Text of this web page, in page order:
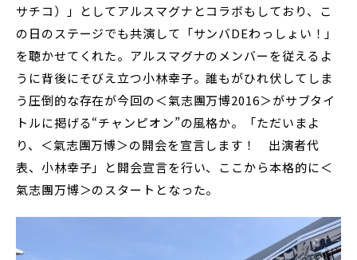
サチコ）」としてアルスマグナとコラボもしており、こ
の日のステージでも共演して「サンバDEわっしょい！」
を聴かせてくれた。アルスマグナのメンバーを従えるよ
うに背後にそびえ立つ小林幸子。誰もがひれ伏してしま
う圧倒的な存在が今回の＜氣志團万博2016＞がサブタイ
トルに掲げる“チャンピオン”の風格か。「ただいまよ
り、＜氣志團万博＞の開会を宣言します！ 出演者代
表、小林幸子」と開会宣言を行い、ここから本格的に＜
氣志團万博＞のスタートとなった。